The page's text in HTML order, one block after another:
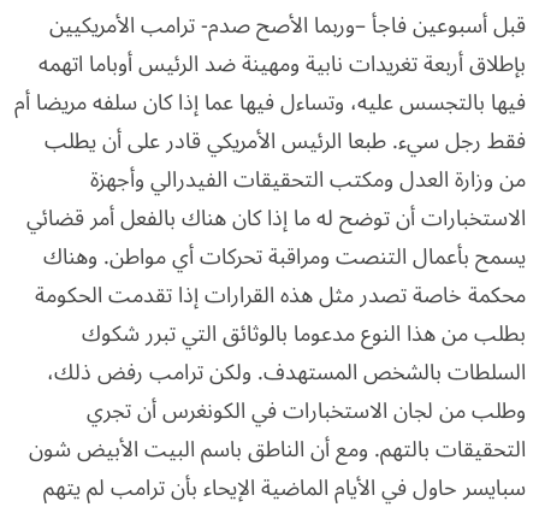
قبل أسبوعين فاجأ –وربما الأصح صدم- ترامب الأمريكيين
بإطلاق أربعة تغريدات نابية ومهينة ضد الرئيس أوباما اتهمه
فيها بالتجسس عليه، وتساءل فيها عما إذا كان سلفه مريضا أم
فقط رجل سيء. طبعا الرئيس الأمريكي قادر على أن يطلب
من وزارة العدل ومكتب التحقيقات الفيدرالي وأجهزة
الاستخبارات أن توضح له ما إذا كان هناك بالفعل أمر قضائي
يسمح بأعمال التنصت ومراقبة تحركات أي مواطن. وهناك
محكمة خاصة تصدر مثل هذه القرارات إذا تقدمت الحكومة
بطلب من هذا النوع مدعوما بالوثائق التي تبرر شكوك
السلطات بالشخص المستهدف. ولكن ترامب رفض ذلك،
وطلب من لجان الاستخبارات في الكونغرس أن تجري
التحقيقات بالتهم. ومع أن الناطق باسم البيت الأبيض شون
سبايسر حاول في الأيام الماضية الإيحاء بأن ترامب لم يتهم